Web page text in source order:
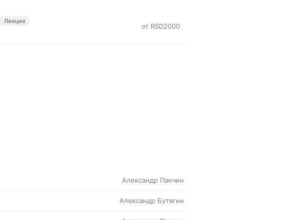
Лекция
от RSD2000
Александр Панчин
Александр Бутягин